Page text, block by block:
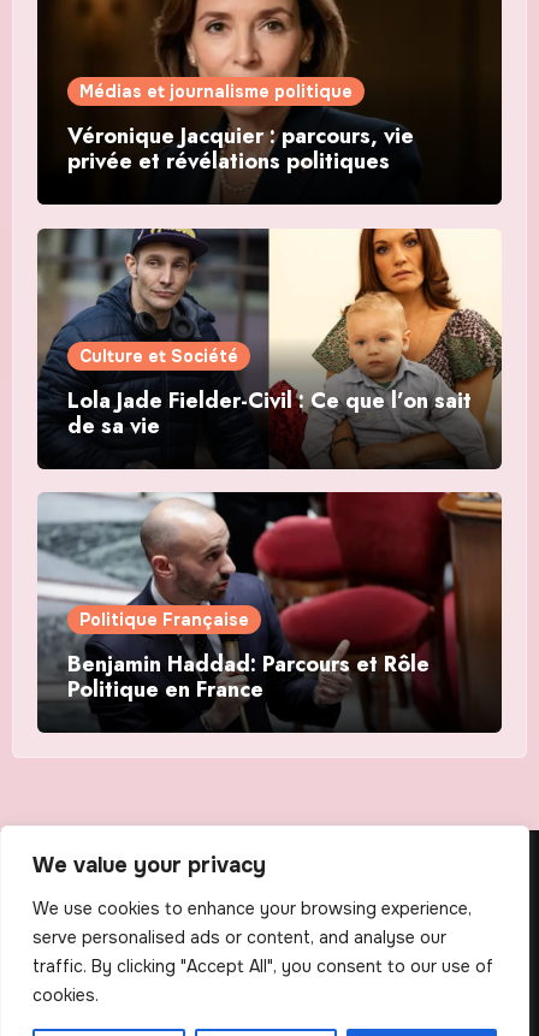
We value your privacy
We use cookies to enhance your browsing experience,
serve personalised ads or content, and analyse our
traffic. By clicking "Accept All", you consent to our use of
cookies.
Médias et journalisme politique
Véronique Jacquier : parcours, vie
privée et révélations politiques
Culture et Société
Lola Jade Fielder-Civil : Ce que l’on sait
de sa vie
Politique Française
Benjamin Haddad: Parcours et Rôle
Politique en France
The Scribens